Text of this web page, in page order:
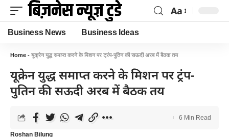
Aa
Business News Business Ideas
Home - यूक्रेन युद्ध समाप्त करने के मिशन पर ट्रंप-पुतिन की सऊदी अरब में बैठक तय
यूक्रेन युद्ध समाप्त करने के मिशन पर ट्रंप-
पुतिन की सऊदी अरब में बैठक तय
Roshan Bilung
6 Min Read